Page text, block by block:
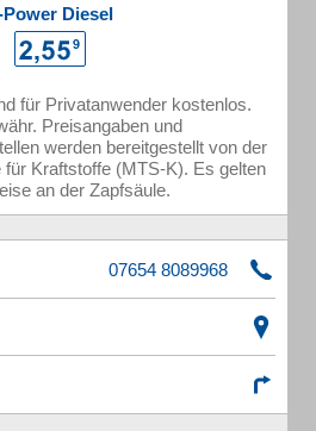
Power Diesel
für Privatanwender kostenlos.
Preisangaben und
werden bereitgestellt von der
Kraftstoffe (MTS-K). Es gelten
an der Zapfsäule.